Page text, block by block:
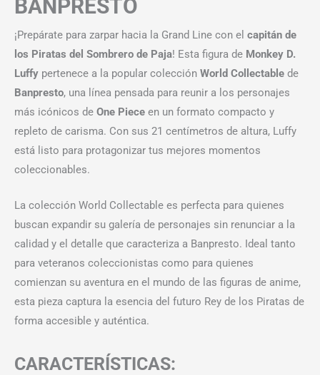
BANPRESTO
¡Prepárate para zarpar hacia la Grand Line con el capitán de
los Piratas del Sombrero de Paja! Esta figura de Monkey D.
Luffy pertenece a la popular colección World Collectable de
Banpresto, una línea pensada para reunir a los personajes
más icónicos de One Piece en un formato compacto y
repleto de carisma. Con sus 21 centímetros de altura, Luffy
está listo para protagonizar tus mejores momentos
coleccionables.
La colección World Collectable es perfecta para quienes
buscan expandir su galería de personajes sin renunciar a la
calidad y el detalle que caracteriza a Banpresto. Ideal tanto
para veteranos coleccionistas como para quienes
comienzan su aventura en el mundo de las figuras de anime,
esta pieza captura la esencia del futuro Rey de los Piratas de
forma accesible y auténtica.
CARACTERÍSTICAS: